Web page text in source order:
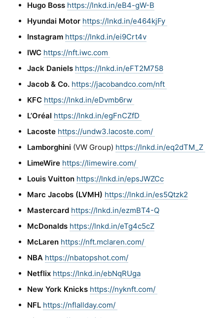
Hugo Boss https://lnkd.in/eB4-gW-B
Hyundai Motor https://lnkd.in/e464kjFy
Instagram https://lnkd.in/ei9Crt4v
IWC https://nft.iwc.com
Jack Daniels https://lnkd.in/eFT2M758
Jacob & Co. https://jacobandco.com/nft
KFC https://lnkd.in/eDvmb6rw
L’Oréal https://lnkd.in/egFnCZfD
Lacoste https://undw3.lacoste.com/
Lamborghini (VW Group) https://lnkd.in/eq2dTM_Z
LimeWire https://limewire.com/
Louis Vuitton https://lnkd.in/epsJWZCc
Marc Jacobs (LVMH) https://lnkd.in/es5Qtzk2
Mastercard https://lnkd.in/ezmBT4-Q
McDonalds https://lnkd.in/eTg4c5cZ
McLaren https://nft.mclaren.com/
NBA https://nbatopshot.com/
Netflix https://lnkd.in/ebNqRUga
New York Knicks https://nyknft.com/
NFL https://nflallday.com/